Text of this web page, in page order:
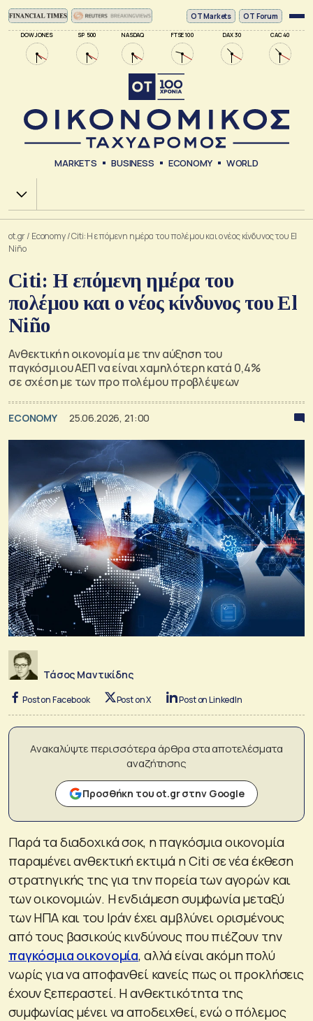
DOW JONES SP 500 NASDAQ FTSE 100 DAX 30 CAC 40
ΟΤ Markets OT Forum
MARKETS BUSINESS ECONOMY WORLD
Χ.Α.
ot.gr/ Economy/Citi: Η επόμενη ημέρα του πολέμου και ο νέος κίνδυνος του El
Niño
Citi: Η επόμενη ημέρα του
πολέμου και ο νέος κίνδυνος του El
Niño
Ανθεκτική η οικονομία με την αύξηση του
παγκόσμιου ΑΕΠ να είναι χαμηλότερη κατά 0,4%
σε σχέση με των προ πολέμου προβλέψεων
ECONOMY 25.06.2026, 21:00
Τάσος Μαντικίδης
Post on Facebook Post on X Post on LinkedIn
Ανακαλύψτε περισσότερα άρθρα στα αποτελέσματα
αναζήτησης
Προσθήκη του ot.gr στην Google
Παρά τα διαδοχικά σοκ, η παγκόσμια οικονομία
παραμένει ανθεκτική εκτιμά η Citi σε νέα έκθεση
στρατηγικής της για την πορεία των αγορών και
των οικονομιών. Η ενδιάμεση συμφωνία μεταξύ
των ΗΠΑ και του Ιράν έχει αμβλύνει ορισμένους
από τους βασικούς κινδύνους που πιέζουν την
παγκόσμια οικονομία, αλλά είναι ακόμη πολύ
νωρίς για να αποφανθεί κανείς πως οι προκλήσεις
έχουν ξεπεραστεί. Η ανθεκτικότητα της
συμφωνίας μένει να αποδειχθεί, ενώ ο πόλεμος